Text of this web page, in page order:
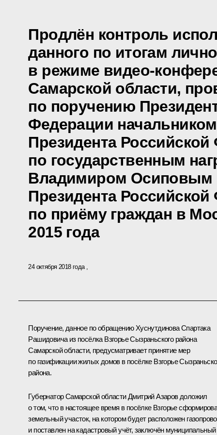
Продлён контроль
данного по итогам
в режиме видео-
Самарской области,
по поручению
Федерации
Президента
по государственным
Владимиром Осиповым
Президента
по приёму граждан в
2015 года
24 октября 2018 года
Поручение, данное по обращению Хуснутдинова Спартака
Рашидовича из посёлка Взгорье Сызраньского района
Самарской области, предусматривает принятие мер
по газификации жилых домов в посёлке Взгорье
района.
Губернатор Самарской области Дмитрий Азаров доложил
о том, что в настоящее время в посёлке Взгорье
земельный участок, на котором будет расположен
и поставлен на кадастровый учёт, заключён муниципальный